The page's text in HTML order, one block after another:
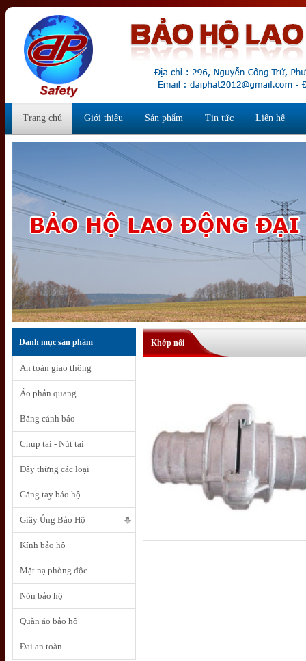
Trang chủ Giới thiệu Sản phẩm Tin tức Liên hệ
Danh mục sản phẩm
An toàn giao thông
Áo phản quang
Băng cảnh báo
Chụp tai - Nút tai
Dây thừng các loại
Găng tay bảo hộ
Giầy Ủng Bảo Hộ
Kính bảo hộ
Mặt nạ phòng độc
Nón bảo hộ
Quần áo bảo hộ
Đai an toàn
Khớp nối